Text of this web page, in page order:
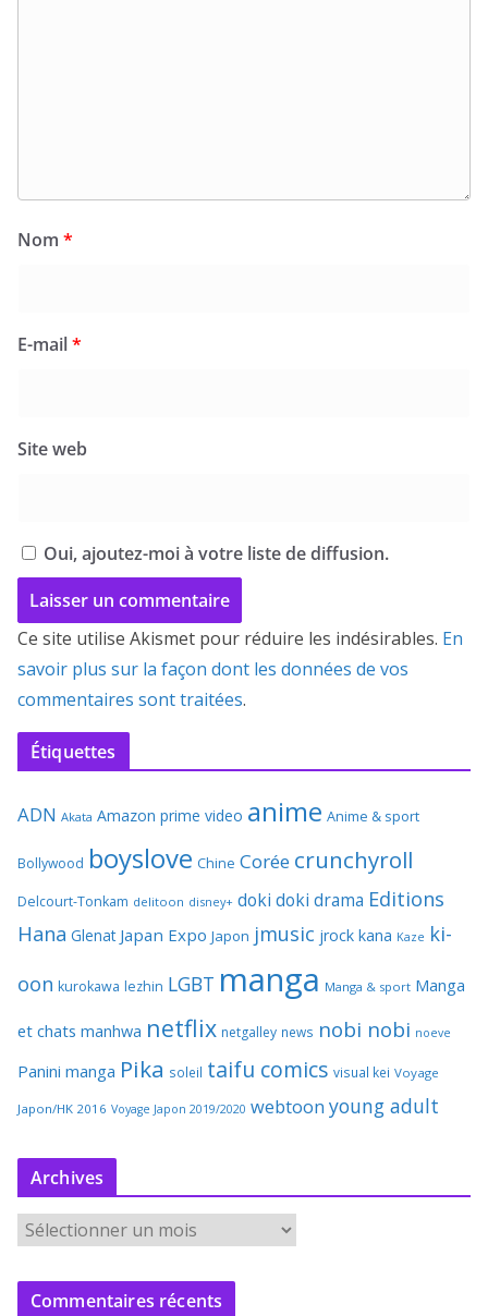
Nom *
E-mail*
Site web
Oui, ajoutez-moi à votre liste de diffusion.
Ce site utilise Akismet pour réduire les indésirables. En
savoir plus sur la façon dont les données de vos
commentaires sont traitées.
Étiquettes
ADN Akata Amazon prime video anime Anime & sport
Bollywood boyslove Chine Corée crunchyroll
Delcourt-Tonkam delitoon disney+ doki doki drama Editions
Hana Glenat Japan Expo Japon jmusic jrock kana Kaze ki-
oon kurokawa lezhin LGBT manga Manga & sport Manga
et chats manhwa netflix netgalley news nobi nobi noeve
Panini manga Pika soleil taifu comics visual kei Voyage
Japon/HK 2016 Voyage Japon 2019/2020 webtoon young adult
Archives
r
c
Commentaires récents